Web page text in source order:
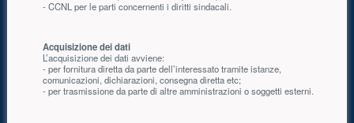
- CCNL per le parti concernenti i diritti sindacali.
Acquisizione dei dati
L’acquisizione dei dati avviene:
- per fornitura diretta da parte dell’interessato tramite istanze,
comunicazioni, dichiarazioni, consegna diretta etc;
- per trasmissione da parte di altre amministrazioni o soggetti esterni.